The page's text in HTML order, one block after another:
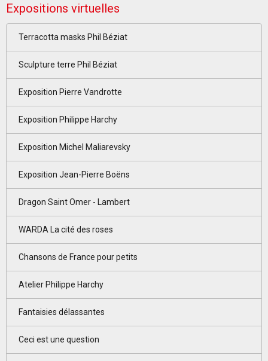
Expositions virtuelles
Terracotta masks Phil Béziat
Sculpture terre Phil Béziat
Exposition Pierre Vandrotte
Exposition Philippe Harchy
Exposition Michel Maliarevsky
Exposition Jean-Pierre Boëns
Dragon Saint Omer - Lambert
WARDA La cité des roses
Chansons de France pour petits
Atelier Philippe Harchy
Fantaisies délassantes
Ceci est une question